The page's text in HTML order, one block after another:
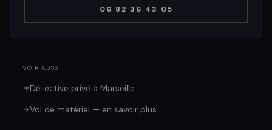
06 82 36 43 05
VOIR AUSSI
Détective privé à Marseille
Vol de matériel — en savoir plus